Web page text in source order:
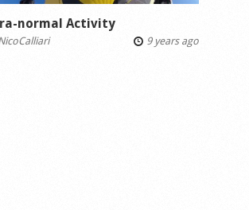
normal Activity
9 years ago